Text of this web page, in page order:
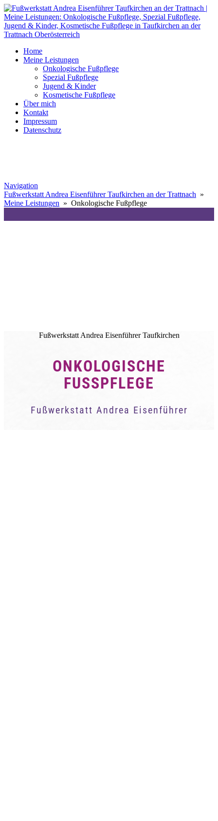
Home
Meine Leistungen
Onkologische Fußpflege
Spezial Fußpflege
Jugend & Kinder
Kosmetische Fußpflege
Über mich
Kontakt
Impressum
Datenschutz
Navigation
Fußwerkstatt Andrea Eisenführer Taufkirchen an der Trattnach »
Meine Leistungen » Onkologische Fußpflege
Fußwerkstatt Andrea Eisenführer Taufkirchen
ONKOLOGISCHE
FUSSPFLEGE
Fußwerkstatt Andrea Eisenführer